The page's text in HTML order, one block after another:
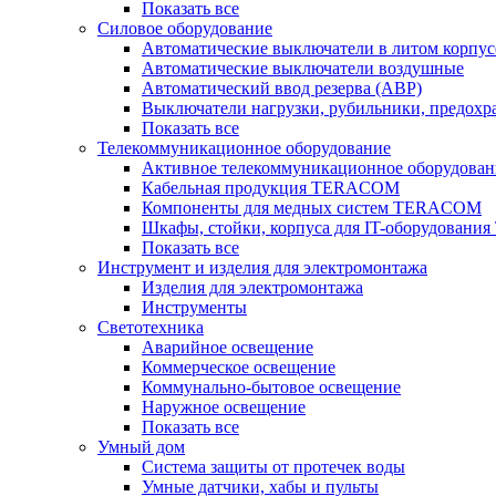
Показать все
Силовое оборудование
Автоматические выключатели в литом
Автоматические выключатели воздушные
Автоматический ввод резерва (АВР)
Выключатели нагрузки, рубильники,
Показать все
Телекоммуникационное оборудование
Активное телекоммуникационное
Кабельная продукция TERACOM
Компоненты для медных систем TERACOM
Шкафы, стойки, корпуса для IT-
Показать все
Инструмент и изделия для электромонтажа
Изделия для электромонтажа
Инструменты
Светотехника
Аварийное освещение
Коммерческое освещение
Коммунально-бытовое освещение
Наружное освещение
Показать все
Умный дом
Система защиты от протечек воды
Умные датчики, хабы и пульты